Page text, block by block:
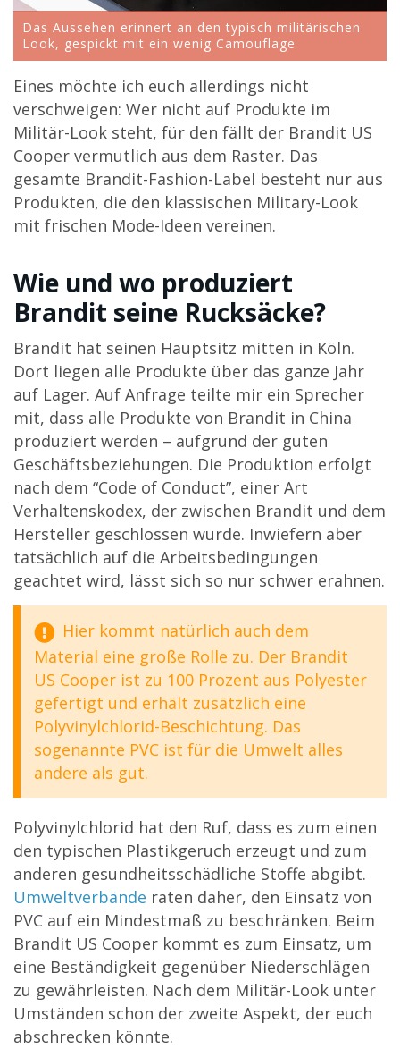
Das Aussehen erinnert an den typisch militärischen
Look, gespickt mit ein wenig Camouflage
Eines möchte ich euch allerdings nicht
verschweigen: Wer nicht auf Produkte im
Militär-Look steht, für den fällt der Brandit US
Cooper vermutlich aus dem Raster. Das
gesamte Brandit-Fashion-Label besteht nur aus
Produkten, die den klassischen Military-Look
mit frischen Mode-Ideen vereinen.
Wie und wo produziert
Brandit seine Rucksäcke?
Brandit hat seinen Hauptsitz mitten in Köln.
Dort liegen alle Produkte über das ganze Jahr
auf Lager. Auf Anfrage teilte mir ein Sprecher
mit, dass alle Produkte von Brandit in China
produziert werden – aufgrund der guten
Geschäftsbeziehungen. Die Produktion erfolgt
nach dem “Code of Conduct”, einer Art
Verhaltenskodex, der zwischen Brandit und dem
Hersteller geschlossen wurde. Inwiefern aber
tatsächlich auf die Arbeitsbedingungen
geachtet wird, lässt sich so nur schwer erahnen.
Hier kommt natürlich auch dem
Material eine große Rolle zu. Der Brandit
US Cooper ist zu 100 Prozent aus Polyester
gefertigt und erhält zusätzlich eine
Polyvinylchlorid-Beschichtung. Das
sogenannte PVC ist für die Umwelt alles
andere als gut.
Polyvinylchlorid hat den Ruf, dass es zum einen
den typischen Plastikgeruch erzeugt und zum
anderen gesundheitsschädliche Stoffe abgibt.
Umweltverbände raten daher, den Einsatz von
PVC auf ein Mindestmaß zu beschränken. Beim
Brandit US Cooper kommt es zum Einsatz, um
eine Beständigkeit gegenüber Niederschlägen
zu gewährleisten. Nach dem Militär-Look unter
Umständen schon der zweite Aspekt, der euch
abschrecken könnte.